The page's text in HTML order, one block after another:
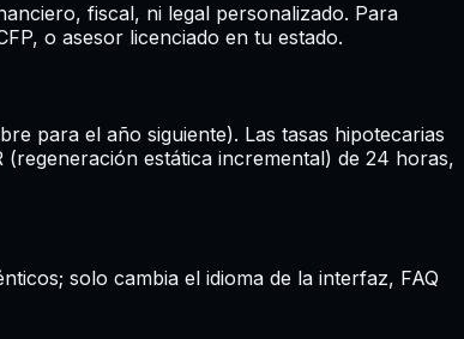
fiscal, ni legal personalizado. Para
o asesor licenciado en tu estado.
para el año siguiente). Las tasas hipotecarias
estática incremental) de 24 horas,
solo cambia el idioma de la interfaz, FAQ